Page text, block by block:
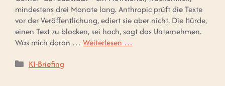
mindestens drei Monate lang. Anthropic prüft die Texte
vor der Veröffentlichung, ediert sie aber nicht. Die Hürde,
einen Text zu blocken, sei hoch, sagt das Unternehmen.
Was mich daran … Weiterlesen …
Kategorien
KI-Briefing